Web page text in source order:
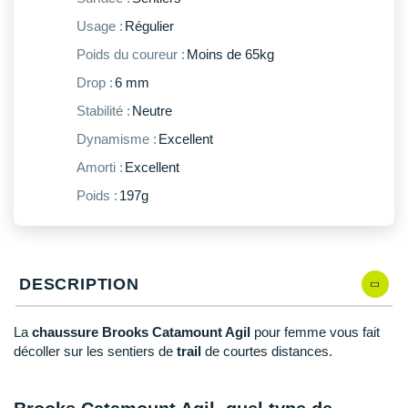
Usage : Régulier
Poids du coureur : Moins de 65kg
Drop :6 mm
Stabilité : Neutre
Dynamisme : Excellent
Amorti : Excellent
Poids : 197g
DESCRIPTION
La chaussure Brooks Catamount Agil pour femme vous fait
décoller sur les sentiers de trail de courtes distances.
PAR MARQUES
DÉSTOCKAGE
+ Voir tous les accessoires
NNormal
On-Running
OVERSTIMS
Polar